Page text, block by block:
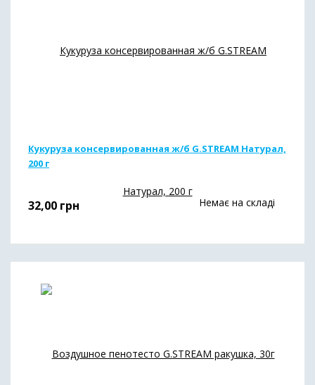
Кукуруза консервированная ж/б G.STREAM Натурал,
200 г
32,00 грн Немає на складі